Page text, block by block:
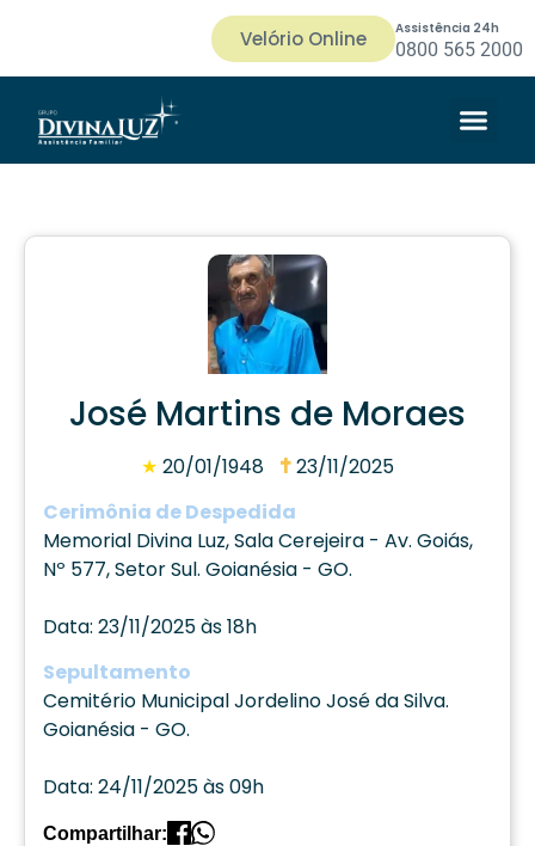
Velório Online Assistência 24h
0800 565 2000
José Martins de Moraes
★ 20/01/1948
23/11/2025
Cerimônia de Despedida
Memorial Divina Luz, Sala Cerejeira - Av. Goiás,
Nº 577, Setor Sul. Goianésia - GO.
Data: 23/11/2025 às 18h
Sepultamento
Cemitério Municipal Jordelino José da Silva.
Goianésia - GO.
Data: 24/11/2025 às 09h
Compartilhar: